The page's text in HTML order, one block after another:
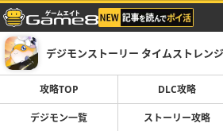
デジモンストーリー タイムストレン
攻略TOP DLC攻略
デジモン一覧 ストーリー攻略